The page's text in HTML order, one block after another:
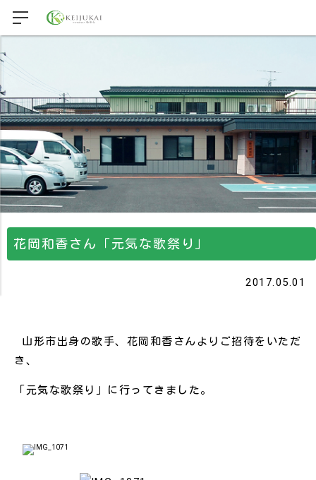
花岡和香さん「元気な歌祭り」
2017.05.01
山形市出身の歌手、花岡和香さんよりご招待をいただ
き、
「元気な歌祭り」に行ってきました。